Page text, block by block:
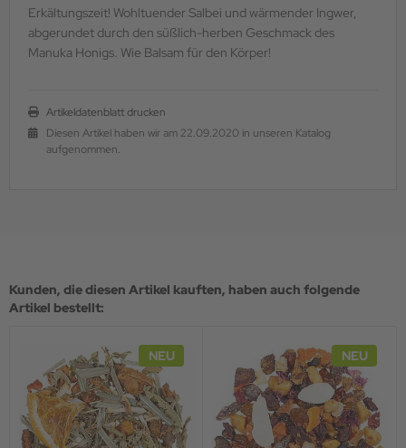
Erkältungszeit! Wohltuender Salbei und wärmender Ingwer,
abgerundet durch den süßlich-herben Geschmack des
Manuka Honigs. Wie Balsam für den Körper!
Artikeldatenblatt drucken
Diesen Artikel haben wir am 22.09.2020 in unseren Katalog
aufgenommen.
Kunden, die diesen Artikel kauften, haben auch folgende
Artikel bestellt:
NEU NEU